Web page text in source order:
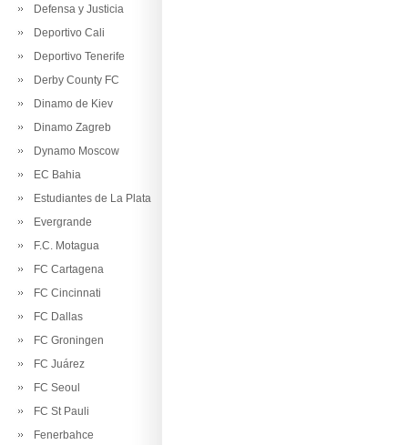
Defensa y Justicia
Deportivo Cali
Deportivo Tenerife
Derby County FC
Dinamo de Kiev
Dinamo Zagreb
Dynamo Moscow
EC Bahia
Estudiantes de La Plata
Evergrande
F.C. Motagua
FC Cartagena
FC Cincinnati
FC Dallas
FC Groningen
FC Juárez
FC Seoul
FC St Pauli
Fenerbahce